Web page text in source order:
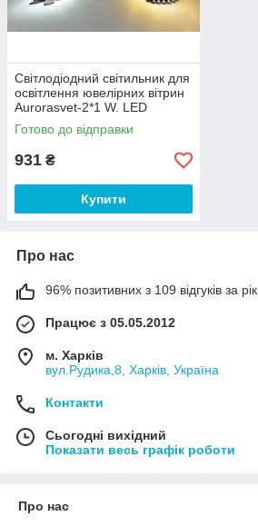
Світлодіодний світильник для
освітлення ювелірних вітрин
Aurorasvet-2*1 W. LED
освітлення.4000 K
Готово до відправки
931 ₴
Купити
Про нас
96% позитивних з 109 відгуків за рік
Працює з 05.05.2012
м. Харків
вул.Рудика,8, Харків, Україна
Контакти
Сьогодні вихідний
Показати весь графік роботи
Про нас